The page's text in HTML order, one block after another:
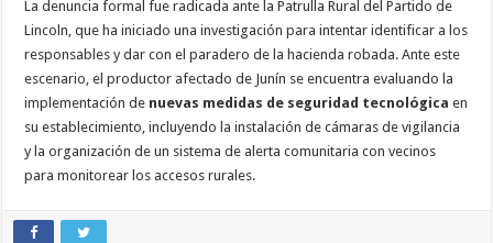
La denuncia formal fue radicada ante la Patrulla Rural del Partido de
Lincoln, que ha iniciado una investigación para intentar identificar a los
responsables y dar con el paradero de la hacienda robada. Ante este
escenario, el productor afectado de Junín se encuentra evaluando la
implementación de nuevas medidas de seguridad tecnológica en
su establecimiento, incluyendo la instalación de cámaras de vigilancia
y la organización de un sistema de alerta comunitaria con vecinos
para monitorear los accesos rurales.